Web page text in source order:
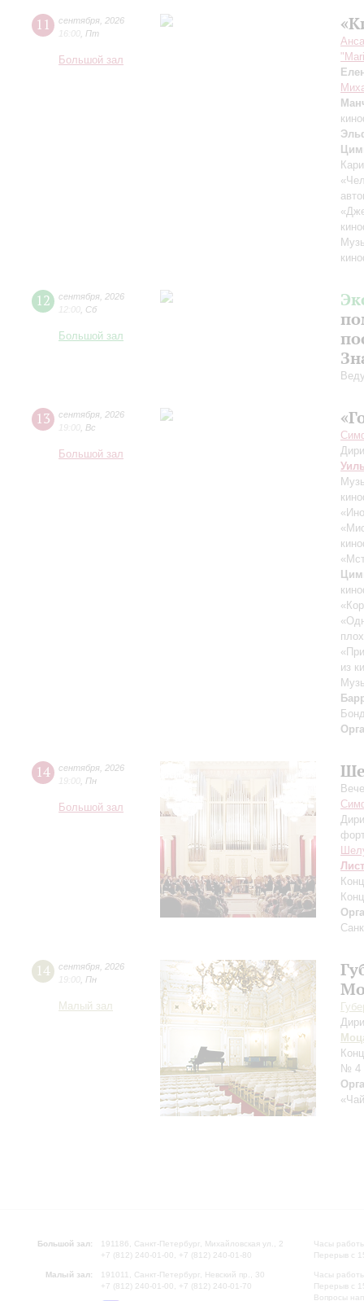
11 сентября 2026
16:00 Пт
Большой зал
12 сентября 2026
12:00 Сб
Большой зал
13 сентября 2026
19:00 Вс
Большой зал
из
14 сентября 2026
19:00 Пн
Большой зал
Лист
14 сентября 2026
19:00 Пн
Малый зал
№ 4
Большой зал:
191186, Санкт-Петербург, Михайловская ул., 2
+7 (812) 240-01-00, +7 (812) 240-01-80
Малый зал:
191011, Санкт-Петербург, Невский пр., 30
+7 (812) 240-01-00, +7 (812) 240-01-70
Часы
Перерыв с
Часы
Перерыв с
Вопросы